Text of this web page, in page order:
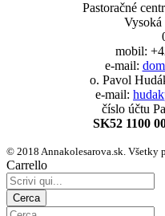
Pastoračné
Vysoká
mobil:
e-mail:
o. Pavol
e-mail:
číslo účtu
SK52 1100
© 2018 Annakolesarova.sk. Všetky
Carrello